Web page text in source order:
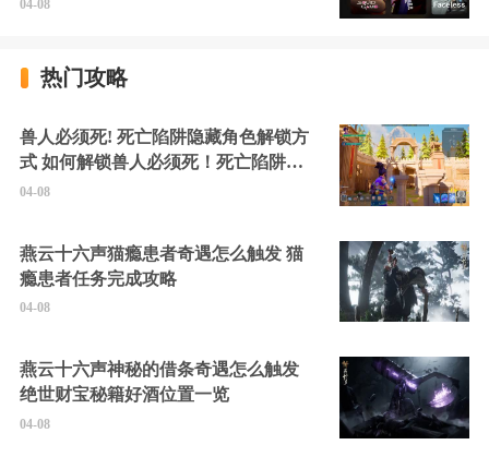
04-08
热门攻略
兽人必须死! 死亡陷阱隐藏角色解锁方
式 如何解锁兽人必须死！死亡陷阱中
的隐藏角色
04-08
燕云十六声猫瘾患者奇遇怎么触发 猫
瘾患者任务完成攻略
04-08
燕云十六声神秘的借条奇遇怎么触发
绝世财宝秘籍好酒位置一览
04-08